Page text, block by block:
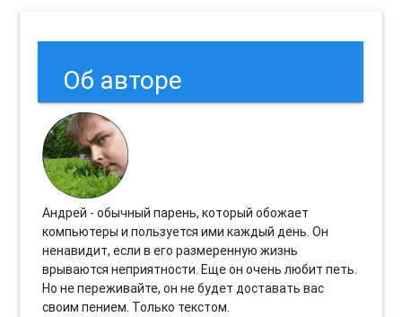
Об авторе
Андрей - обычный парень, который обожает
компьютеры и пользуется ими каждый день. Он
ненавидит, если в его размеренную жизнь
врываются неприятности. Еще он очень любит петь.
Но не переживайте, он не будет доставать вас
своим пением. Только текстом.